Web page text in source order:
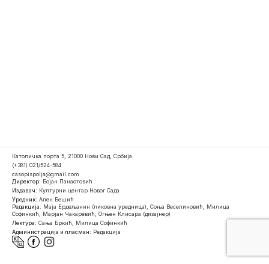
Католичка порта 5, 21000 Нови Сад, Србија
(+381) 021/524-584
casopispolja@gmail.com
Директор: Бојан Панаотовић
Издавач: Културни центар Новог Сада
Уредник: Ален Бешић
Редакција: Маја Ердељанин (ликовна уредница), Соња Веселиновић, Милица
Софинкић, Марјан Чакаревић, Огњен Клисара (дизајнер)
Лектура: Сања Бркић, Милица Софинкић
Администрација и пласман: Редакција